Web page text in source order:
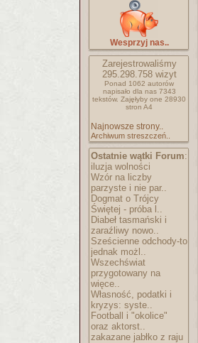
Wesprzyj nas..
Zarejestrowaliśmy
295.298.758wizyt
Ponad 1062 autorów
napisało dla nas 7343
tekstów. Zajęłyby one 28930
stron A4
Najnowsze strony..
Archiwum streszczeń..
Ostatnie wątki Forum:
iluzja wolności
Wzór na liczby
parzyste i nie par..
Dogmat o Trójcy
Świętej - próba l..
Diabeł tasmański i
zaraźliwy nowo..
Sześcienne odchody-to
jednak możl..
Wszechświat
przygotowany na
więce..
Własność, podatki i
kryzys: syste..
Football i "okolice"
oraz aktorst..
zakazane jabłko z raju